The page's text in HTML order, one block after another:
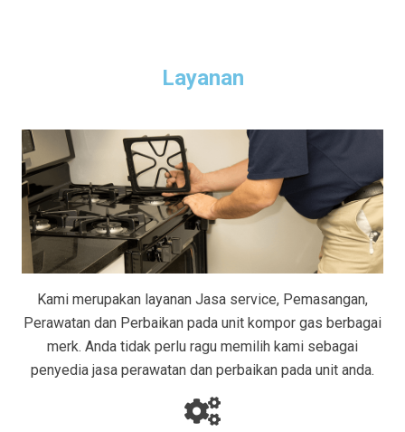
Layanan
Kami merupakan layanan Jasa service, Pemasangan,
Perawatan dan Perbaikan pada unit kompor gas berbagai
merk. Anda tidak perlu ragu memilih kami sebagai
penyedia jasa perawatan dan perbaikan pada unit anda.